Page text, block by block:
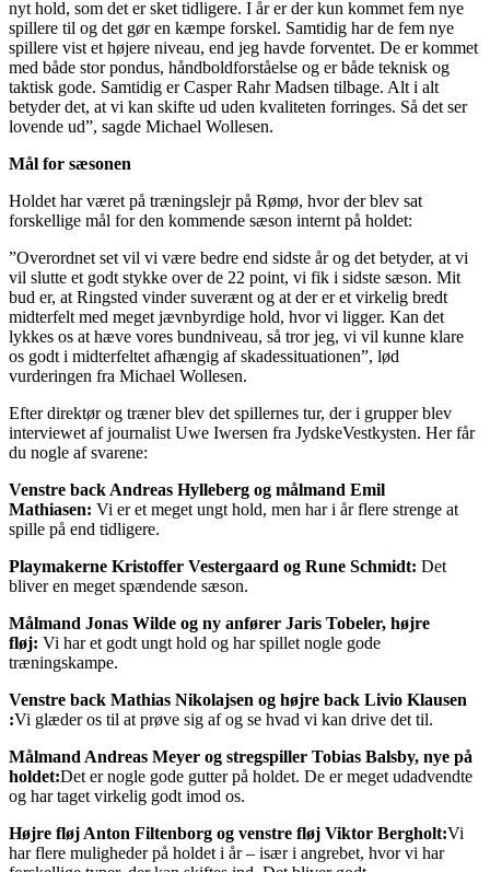
nyt hold, som det er sket tidligere. I år er der kun kommet fem nye
spillere til og det gør en kæmpe forskel. Samtidig har de fem nye
spillere vist et højere niveau, end jeg havde forventet. De er kommet
med både stor pondus, håndboldforståelse og er både teknisk og
taktisk gode. Samtidig er Casper Rahr Madsen tilbage. Alt i alt
betyder det, at vi kan skifte ud uden kvaliteten forringes. Så det ser
lovende ud”, sagde Michael Wollesen.
Mål for sæsonen
Holdet har været på træningslejr på Rømø, hvor der blev sat
forskellige mål for den kommende sæson internt på holdet:
”Overordnet set vil vi være bedre end sidste år og det betyder, at vi
vil slutte et godt stykke over de 22 point, vi fik i sidste sæson. Mit
bud er, at Ringsted vinder suverænt og at der er et virkelig bredt
midterfelt med meget jævnbyrdige hold, hvor vi ligger. Kan det
lykkes os at hæve vores bundniveau, så tror jeg, vi vil kunne klare
os godt i midterfeltet afhængig af skadessituationen”, lød
vurderingen fra Michael Wollesen.
Efter direktør og træner blev det spillernes tur, der i grupper blev
interviewet af journalist Uwe Iwersen fra JydskeVestkysten. Her får
du nogle af svarene:
Venstre back Andreas Hylleberg og målmand Emil
Mathiasen: Vi er et meget ungt hold, men har i år flere strenge at
spille på end tidligere.
Playmakerne Kristoffer Vestergaard og Rune Schmidt: Det
bliver en meget spændende sæson.
Målmand Jonas Wilde og ny anfører Jaris Tobeler, højre
fløj: Vi har et godt ungt hold og har spillet nogle gode
træningskampe.
Venstre back Mathias Nikolajsen og højre back Livio Klausen
:Vi glæder os til at prøve sig af og se hvad vi kan drive det til.
Målmand Andreas Meyer og stregspiller Tobias Balsby, nye på
holdet:Det er nogle gode gutter på holdet. De er meget udadvendte
og har taget virkelig godt imod os.
Højre fløj Anton Filtenborg og venstre fløj Viktor Bergholt:Vi
har flere muligheder på holdet i år – især i angrebet, hvor vi har